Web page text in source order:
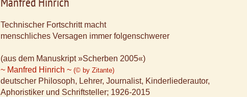
Technischer Fortschritt macht
menschliches Versagen immer folgenschwerer
(aus dem Manuskript »Scherben 2005«)
~ Manfred Hinrich ~ (© by Zitante)
deutscher Philosoph, Lehrer, Journalist, Kinderliederautor,
Aphoristiker und Schriftsteller; 1926-2015